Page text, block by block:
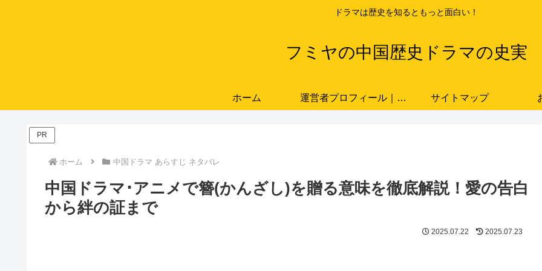
ドラマは歴史を知るともっと面白い！
フミヤの中国歴史ドラマの史実
ホーム 運営者プロフィール｜ドラマと史実をつなぐ歴史ブロガー「フミヤ」 サイトマップ
PR
ホーム 中国ドラマ あらすじ ネタバレ
中国ドラマ･アニメで簪(かんざし)を贈る意味を徹底解説！愛の告白
から絆の証まで
2025.07.22 2025.07.23